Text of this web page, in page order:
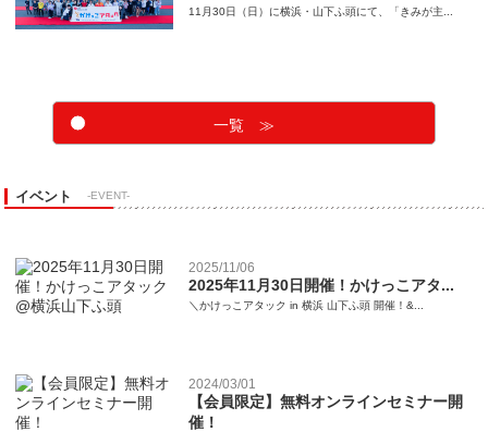
11月30日（日）に横浜・山下ふ頭にて、「きみが主...
一覧 ≫
イベント -EVENT-
2025/11/06
2025年11月30日開催！かけっこアタ...
＼かけっこアタック in 横浜 山下ふ頭 開催！&...
2024/03/01
【会員限定】無料オンラインセミナー開
催！